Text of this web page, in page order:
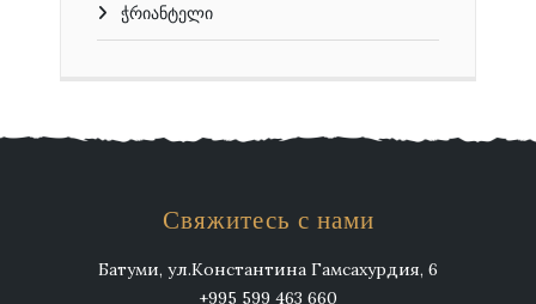
ჭრიანტელი
Свяжитесь с нами
Батуми, ул.Константина Гамсахурдия, 6
+995 599 463 660